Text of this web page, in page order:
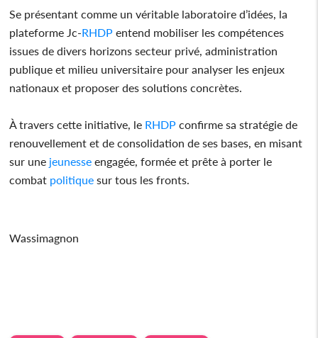
Se présentant comme un véritable laboratoire d’idées, la
plateforme Jc-RHDP entend mobiliser les compétences
issues de divers horizons secteur privé, administration
publique et milieu universitaire pour analyser les enjeux
nationaux et proposer des solutions concrètes.
À travers cette initiative, le RHDP confirme sa stratégie de
renouvellement et de consolidation de ses bases, en misant
sur une jeunesse engagée, formée et prête à porter le
combat politique sur tous les fronts.
Wassimagnon